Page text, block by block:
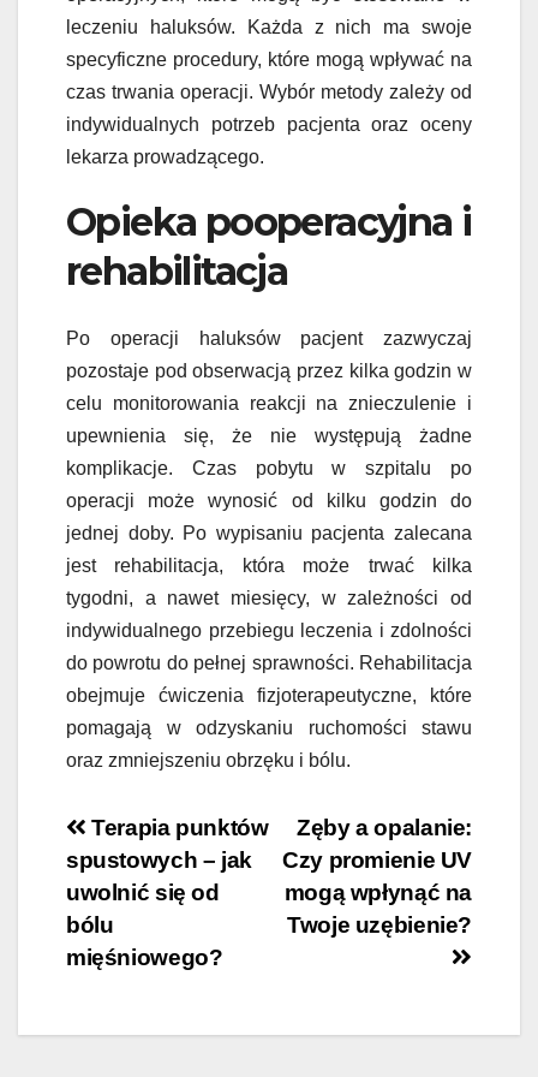
leczeniu haluksów. Każda z nich ma swoje
specyficzne procedury, które mogą wpływać na
czas trwania operacji. Wybór metody zależy od
indywidualnych potrzeb pacjenta oraz oceny
lekarza prowadzącego.
Opieka pooperacyjna i
rehabilitacja
Po operacji haluksów pacjent zazwyczaj
pozostaje pod obserwacją przez kilka godzin w
celu monitorowania reakcji na znieczulenie i
upewnienia się, że nie występują żadne
komplikacje. Czas pobytu w szpitalu po
operacji może wynosić od kilku godzin do
jednej doby. Po wypisaniu pacjenta zalecana
jest rehabilitacja, która może trwać kilka
tygodni, a nawet miesięcy, w zależności od
indywidualnego przebiegu leczenia i zdolności
do powrotu do pełnej sprawności. Rehabilitacja
obejmuje ćwiczenia fizjoterapeutyczne, które
pomagają w odzyskaniu ruchomości stawu
oraz zmniejszeniu obrzęku i bólu.
Nawigacja
wpisu
Zęby a opalanie:
Czy promienie UV
mogą wpłynąć na
Twoje uzębienie?
Terapia punktów
spustowych – jak
uwolnić się od
bólu
mięśniowego?